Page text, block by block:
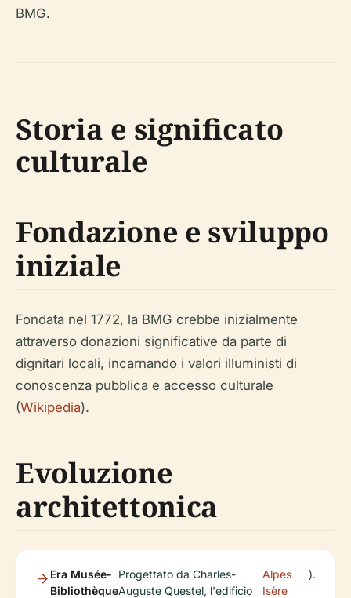
BMG.
Storia e significato
culturale
Fondazione e sviluppo
iniziale
Fondata nel 1772, la BMG crebbe inizialmente
attraverso donazioni significative da parte di
dignitari locali, incarnando i valori illuministi di
conoscenza pubblica e accesso culturale
(Wikipedia).
Evoluzione
architettonica
Era Musée-
Bibliothèque
Progettato da Charles-
Auguste Questel, l'edificio
Alpes
Isère
).